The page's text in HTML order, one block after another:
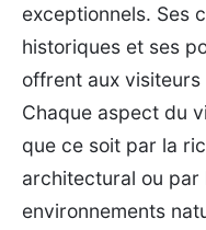
exceptionnels. Ses
historiques et ses
offrent aux
Chaque aspect du
que ce soit par la
architectural ou par
environnements